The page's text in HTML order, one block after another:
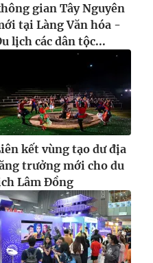
gian Tây Nguyên
tại Làng Văn hóa -
lịch các dân tộc...
kết vùng tạo dư địa
trưởng mới cho du
Lâm Đồng